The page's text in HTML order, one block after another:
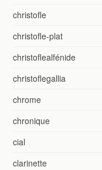
christofle
christofle-plat
christoflealfénide
christoflegallia
chrome
chronique
cial
clarinette